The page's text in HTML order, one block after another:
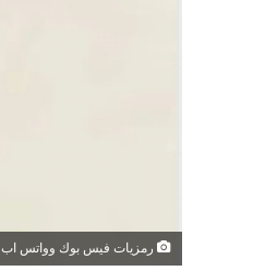
رمزيات فيس بوك وواتس اب